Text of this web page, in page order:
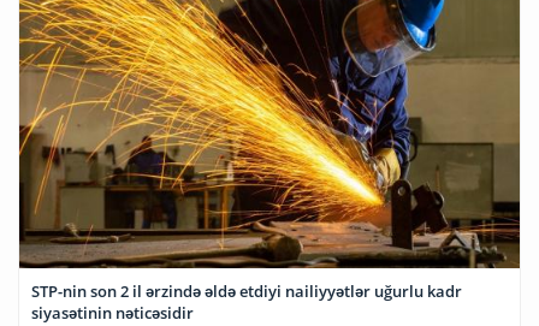
STP-nin son 2 il ərzində əldə etdiyi nailiyyətlər uğurlu kadr
siyasətinin nəticəsidir